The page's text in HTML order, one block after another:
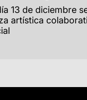
13 de diciembre
artística